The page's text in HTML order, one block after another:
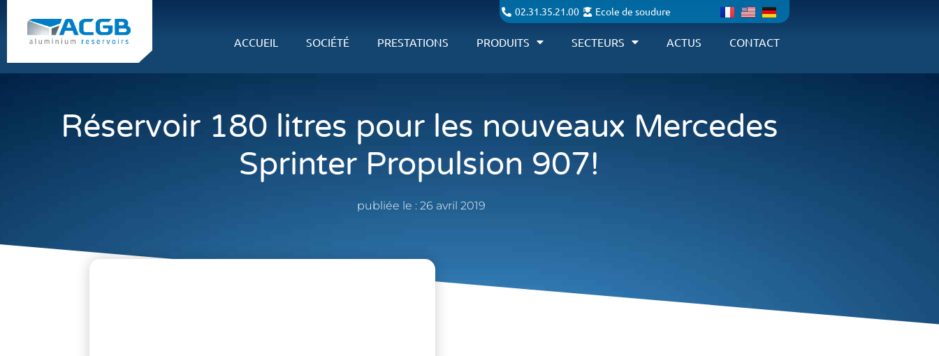
02.31.35.21.00 Ecole de soudure
ACCUEIL SOCIÉTÉ PRESTATIONS PRODUITS SECTEURS ACTUS CONTACT
Réservoir 180 litres pour les nouveaux Mercedes
Sprinter Propulsion 907!
publiée le : 26 avril 2019